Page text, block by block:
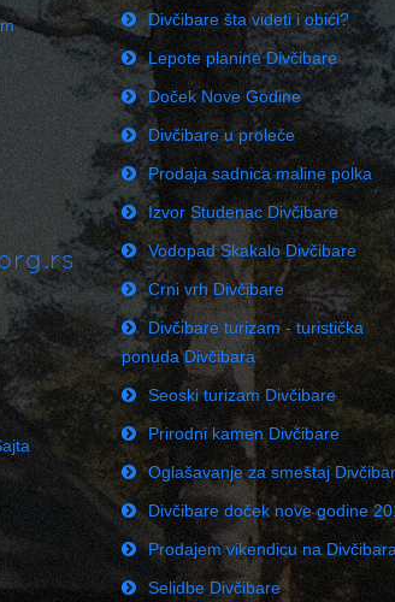
Divčibare šta videti i obići?
Lepote planine Divčibare
Doček Nove Godine
Divčibare u proleće
Prodaja sadnica maline polka
Izvor Studenac Divčibare
Vodopad Skakalo Divčibare
Crni vrh Divčibare
Divčibare turizam - turistička
ponuda Divčibara
Seoski turizam Divčibare
Prirodni kamen Divčibare
Oglašavanje za smeštaj
Divčibare doček nove godine
Prodajem vikendicu na
Selidbe Divčibare